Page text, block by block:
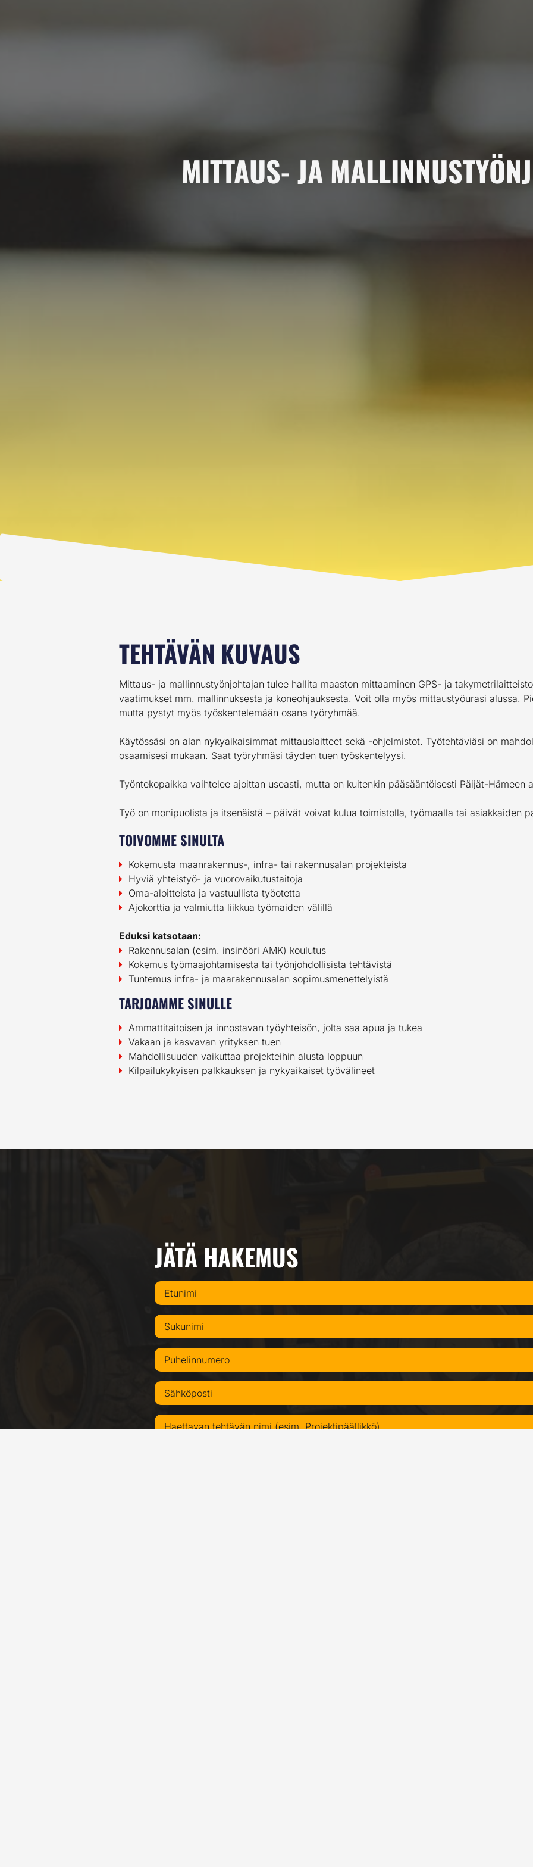
MITTAUS- JA
TEHTÄVÄN KUVAUS
Mittaus- ja mallinnustyönjohtajan tulee hallita maaston mittaaminen GPS- ja
vaatimukset mm. mallinnuksesta ja koneohjauksesta. Voit olla myös mittaustyöurasi alussa.
mutta pystyt myös työskentelemään osana työryhmää.
Käytössäsi on alan nykyaikaisimmat mittauslaitteet sekä -ohjelmistot. Työtehtäviäsi on
osaamisesi mukaan. Saat työryhmäsi täyden tuen työskentelyysi.
Työntekopaikka vaihtelee ajoittan useasti, mutta on kuitenkin pääsääntöisesti Päijät-Hämeen
Työ on monipuolista ja itsenäistä – päivät voivat kulua toimistolla, työmaalla tai asiakkaiden
TOIVOMME SINULTA
Kokemusta maanrakennus-, infra- tai rakennusalan projekteista
Hyviä yhteistyö- ja vuorovaikutustaitoja
Oma-aloitteista ja vastuullista työotetta
Ajokorttia ja valmiutta liikkua työmaiden välillä
Eduksi katsotaan:
Rakennusalan (esim. insinööri AMK) koulutus
Kokemus työmaajohtamisesta tai työnjohdollisista tehtävistä
Tuntemus infra- ja maarakennusalan sopimusmenettelyistä
TARJOAMME SINULLE
Ammattitaitoisen ja innostavan työyhteisön, jolta saa apua ja tukea
Vakaan ja kasvavan yrityksen tuen
Mahdollisuuden vaikuttaa projekteihin alusta loppuun
Kilpailukykyisen palkkauksen ja nykyaikaiset työvälineet
JÄTÄ HAKEMUS